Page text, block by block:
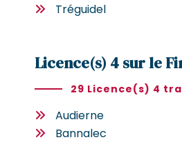
Tréguidel
Licence(s) 4 sur le
29 Licence(s) 4
Audierne
Bannalec